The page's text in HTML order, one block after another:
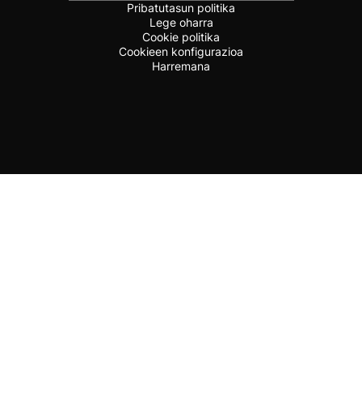
Pribatutasun politika
Lege oharra
Cookie politika
Cookieen konfigurazioa
Harremana